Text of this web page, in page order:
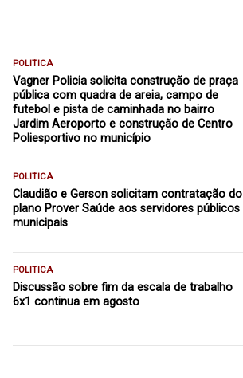
POLITICA
Vagner Policia solicita construção de praça
pública com quadra de areia, campo de
futebol e pista de caminhada no bairro
Jardim Aeroporto e construção de Centro
Poliesportivo no município
POLITICA
Claudião e Gerson solicitam contratação do
plano Prover Saúde aos servidores públicos
municipais
POLITICA
Discussão sobre fim da escala de trabalho
6x1 continua em agosto